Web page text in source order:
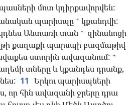
մոտ կդիրքավորվեն:
պարիսպը *կքանդվի:
կդնես Անտառի տան + զինանոցի
քաղաքի պարսպի բազմաթիվ
ստորին ավազանում: +
տները և կքանդես դրանք,
11 Երկու պարիսպների
որ հին ավազանի ջրերը դրա